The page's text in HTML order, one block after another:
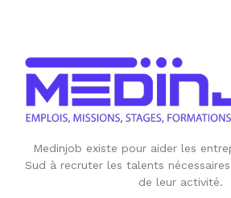
Medinjob existe pour aider les
Sud à recruter les talents
de leur activité.